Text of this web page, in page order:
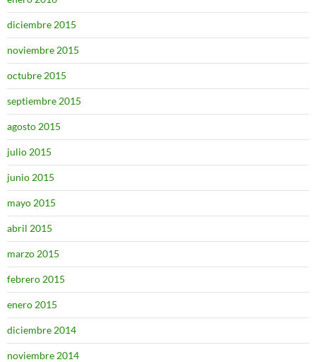
diciembre 2015
noviembre 2015
octubre 2015
septiembre 2015
agosto 2015
julio 2015
junio 2015
mayo 2015
abril 2015
marzo 2015
febrero 2015
enero 2015
diciembre 2014
noviembre 2014